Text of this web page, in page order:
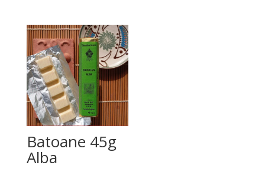
fost:
26,50lei.
25,00lei.
Batoane 45g
Alba